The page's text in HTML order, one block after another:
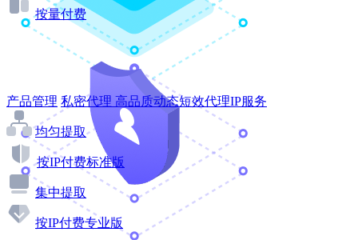
按量付费
产品管理 私密代理 高品质动态短效代理IP服务
均匀提取
按IP付费标准版
集中提取
按IP付费专业版